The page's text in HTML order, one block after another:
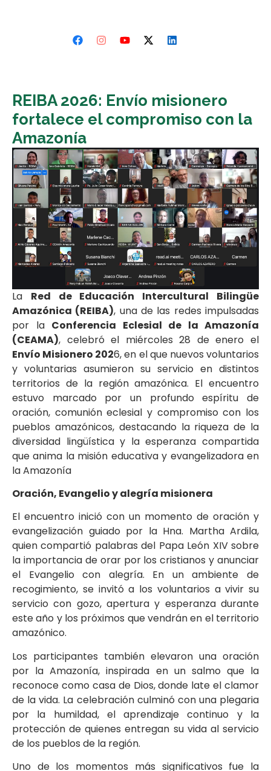
REIBA 2026: Envío misionero
fortalece el compromiso con la
Amazonía
La Red de Educación Intercultural Bilingüe
Amazónica (REIBA), una de las redes impulsadas
por la Conferencia Eclesial de la Amazonía
(CEAMA), celebró el miércoles 28 de enero el
Envío Misionero 2026, en el que nuevos voluntarios
y voluntarias asumieron su servicio en distintos
territorios de la región amazónica. El encuentro
estuvo marcado por un profundo espíritu de
oración, comunión eclesial y compromiso con los
pueblos amazónicos, destacando la riqueza de la
diversidad lingüística y la esperanza compartida
que anima la misión educativa y evangelizadora en
la Amazonía
Oración, Evangelio y alegría misionera
El encuentro inició con un momento de oración y
evangelización guiado por la Hna. Martha Ardila,
quien compartió palabras del Papa León XIV sobre
la importancia de orar por los cristianos y anunciar
el Evangelio con alegría. En un ambiente de
recogimiento, se invitó a los voluntarios a vivir su
servicio con gozo, apertura y esperanza durante
este año y los próximos que vendrán en el territorio
amazónico.
Los participantes también elevaron una oración
por la Amazonía, inspirada en un salmo que la
reconoce como casa de Dios, donde late el clamor
de la vida. La celebración culminó con una plegaria
por la humildad, el aprendizaje continuo y la
protección de quienes entregan su vida al servicio
de los pueblos de la región.
Uno de los momentos más significativos fue la